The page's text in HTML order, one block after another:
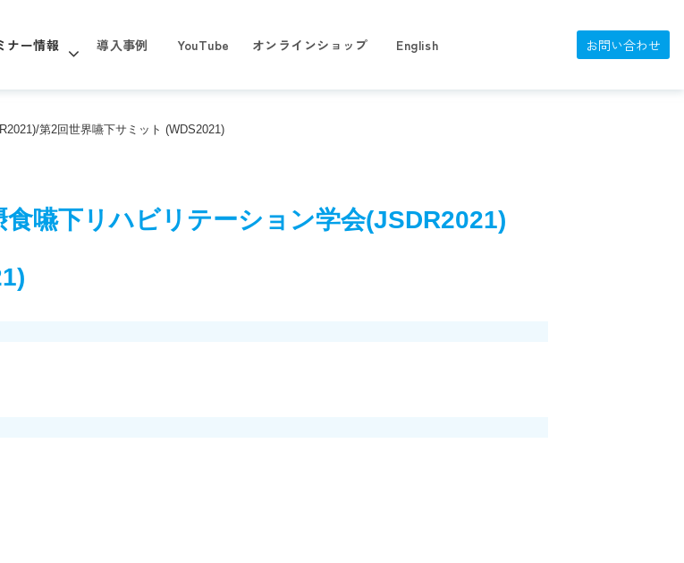
ナー情報 導入事例 YouTube オンラインショップ English お問い合わせ
第2回世界嚥下サミット (WDS2021)
嚥下リハビリテーション学会(JSDR2021)